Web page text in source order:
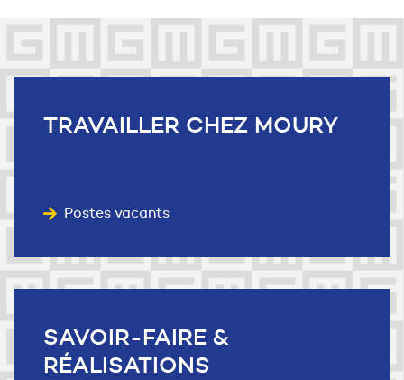
TRAVAILLER CHEZ MOURY
Postes vacants
SAVOIR-FAIRE &
RÉALISATIONS